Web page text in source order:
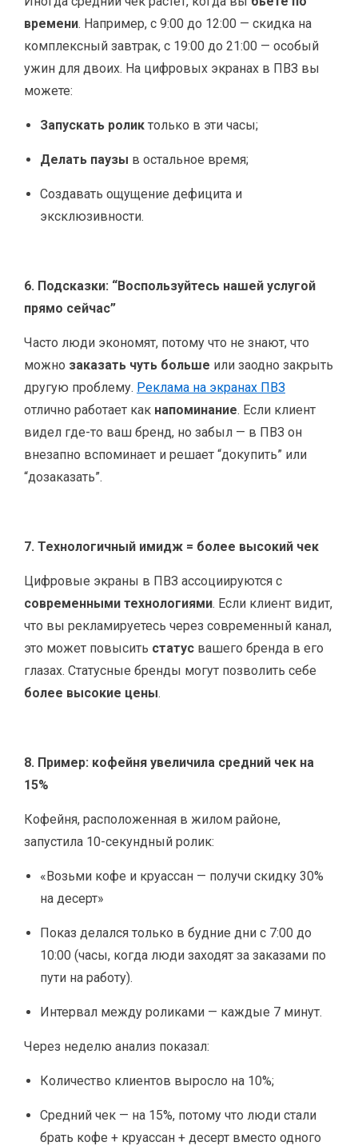
времени. Например, с 9:00 до 12:00 — скидка на
комплексный завтрак, с 19:00 до 21:00 — особый
ужин для двоих. На цифровых экранах в ПВЗ вы
можете:
Запускать ролик только в эти часы;
Делать паузы в остальное время;
Создавать ощущение дефицита и
эксклюзивности.
6. Подсказки: “Воспользуйтесь нашей услугой
прямо сейчас”
Часто люди экономят, потому что не знают, что
можно заказать чуть больше или заодно закрыть
другую проблему. Реклама на экранах ПВЗ
отлично работает как напоминание. Если клиент
видел где-то ваш бренд, но забыл — в ПВЗ он
внезапно вспоминает и решает “докупить” или
“дозаказать”.
7. Технологичный имидж = более высокий чек
Цифровые экраны в ПВЗ ассоциируются с
современными технологиями. Если клиент видит,
что вы рекламируетесь через современный канал,
это может повысить статус вашего бренда в его
глазах. Статусные бренды могут позволить себе
более высокие цены.
8. Пример: кофейня увеличила средний чек на
15%
Кофейня, расположенная в жилом районе,
запустила 10-секундный ролик:
«Возьми кофе и круассан — получи скидку 30%
на десерт»
Показ делался только в будние дни с 7:00 до
10:00 (часы, когда люди заходят за заказами по
пути на работу).
Интервал между роликами — каждые 7 минут.
Через неделю анализ показал:
Количество клиентов выросло на 10%;
Средний чек — на 15%, потому что люди стали
брать кофе + круассан + десерт вместо одного